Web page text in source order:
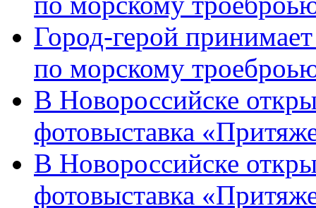
Город-герой
по морскому
В Новороссийске
фотовыставка
В Новороссийске
фотовыставка